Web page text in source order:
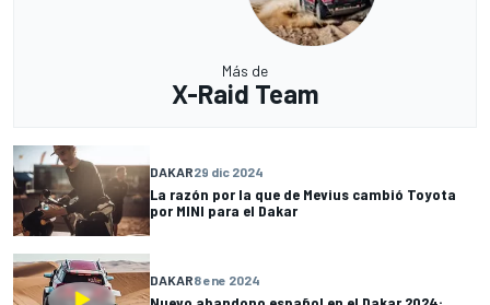
Más de
X-Raid Team
DAKAR29 dic 2024
La razón por la que de Mevius cambió Toyota
por MINI para el Dakar
DAKAR8 ene 2024